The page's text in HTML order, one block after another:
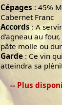
Cépages : 45%
Cabernet Franc
Accords: A
d'agneau au
pâte molle ou
Garde: Ce vin
atteindra sa
-- Plus